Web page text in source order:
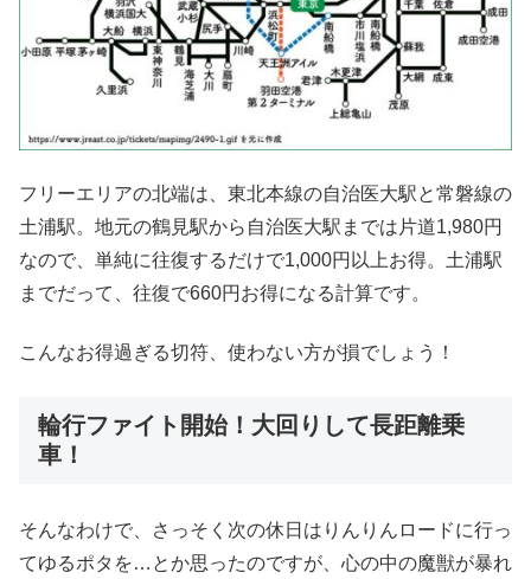
フリーエリアの北端は、東北本線の自治医大駅と常磐線の
土浦駅。地元の鶴見駅から自治医大駅までは片道1,980円
なので、単純に往復するだけで1,000円以上お得。土浦駅
までだって、往復で660円お得になる計算です。
こんなお得過ぎる切符、使わない方が損でしょう！
輪行ファイト開始！大回りして長距離乗
車！
そんなわけで、さっそく次の休日はりんりんロードに行っ
てゆるポタを…とか思ったのですが、心の中の魔獣が暴れ